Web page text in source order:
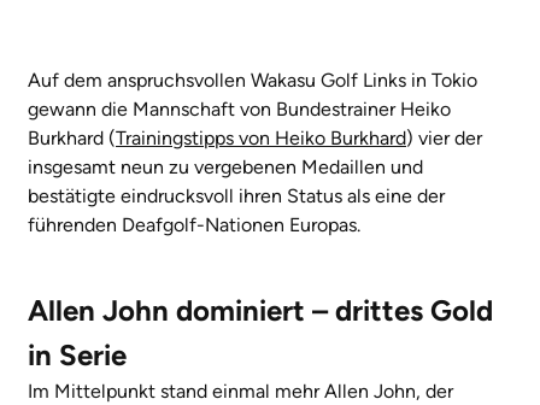
Auf dem anspruchsvollen Wakasu Golf Links in Tokio
gewann die Mannschaft von Bundestrainer Heiko
Burkhard (Trainingstipps von Heiko Burkhard) vier der
insgesamt neun zu vergebenen Medaillen und
bestätigte eindrucksvoll ihren Status als eine der
führenden Deafgolf-Nationen Europas.
Allen John dominiert – drittes Gold
in Serie
Im Mittelpunkt stand einmal mehr Allen John, der